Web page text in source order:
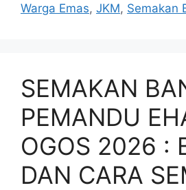
Warga Emas, JKM, Semakan
SEMAKAN
PEMANDU
OGOS 2026 :
DAN CARA